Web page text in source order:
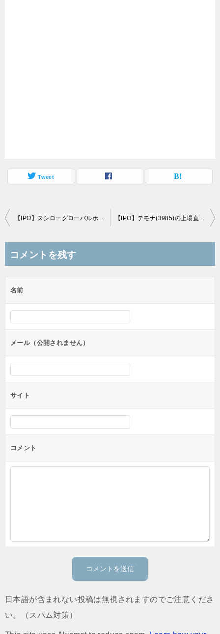
Tweet
投
ビ
ー
シ
ョ
ン
【IPO】スシローグローバルホールディングス(3563)、ユーザーローカル(3984)の上場直前初値予想(3/30上場) 【IPO】テモナ(3985)の上場直前初値予想(4/6上場)
コメントを残す
名前
メール（公開されません）
サイト
コメント
日本語が含まれない投稿は無視されますのでご注意くださ
い。（スパム対策）